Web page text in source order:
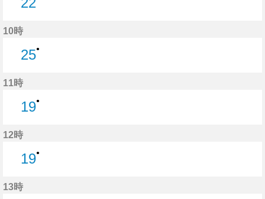
10時
25●
11時
19●
12時
19●
13時